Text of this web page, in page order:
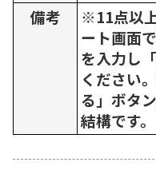
備考
※11点以
ート画面
を入力し
ください
る」ボタ
結構です。